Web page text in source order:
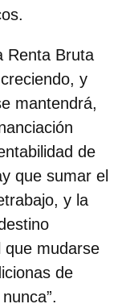
Renta Bruta
y
mantendrá,
de
que sumar el
y la
que mudarse
de